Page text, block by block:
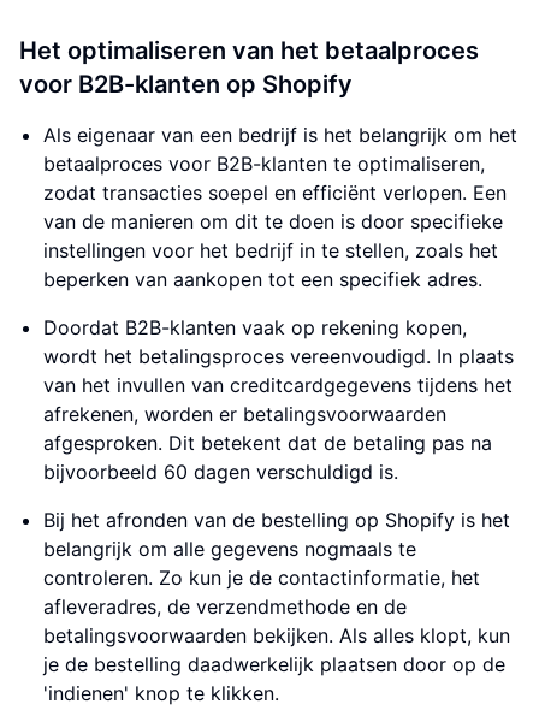
Het optimaliseren van het betaalproces
voor B2B-klanten op Shopify
Als eigenaar van een bedrijf is het belangrijk om het
betaalproces voor B2B-klanten te optimaliseren,
zodat transacties soepel en efficiënt verlopen. Een
van de manieren om dit te doen is door specifieke
instellingen voor het bedrijf in te stellen, zoals het
beperken van aankopen tot een specifiek adres.
Doordat B2B-klanten vaak op rekening kopen,
wordt het betalingsproces vereenvoudigd. In plaats
van het invullen van creditcardgegevens tijdens het
afrekenen, worden er betalingsvoorwaarden
afgesproken. Dit betekent dat de betaling pas na
bijvoorbeeld 60 dagen verschuldigd is.
Bij het afronden van de bestelling op Shopify is het
belangrijk om alle gegevens nogmaals te
controleren. Zo kun je de contactinformatie, het
afleveradres, de verzendmethode en de
betalingsvoorwaarden bekijken. Als alles klopt, kun
je de bestelling daadwerkelijk plaatsen door op de
'indienen' knop te klikken.